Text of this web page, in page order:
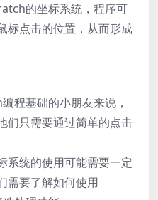
的坐标系统，程序可
标点击的位置，从而形成
程基础的小朋友来说，
们只需要通过简单的点击
系统的使用可能需要一定
需要了解如何使用